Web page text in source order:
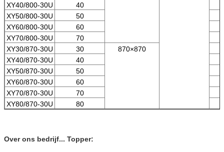
XY40/800-30U
40
XY50/800-30U
50
XY60/800-30U
60
XY70/800-30U
70
XY30/870-30U
30
870×870
XY40/870-30U
40
XY50/870-30U
50
XY60/870-30U
60
XY70/870-30U
70
XY80/870-30U
80
Over ons bedrijf... Topper: